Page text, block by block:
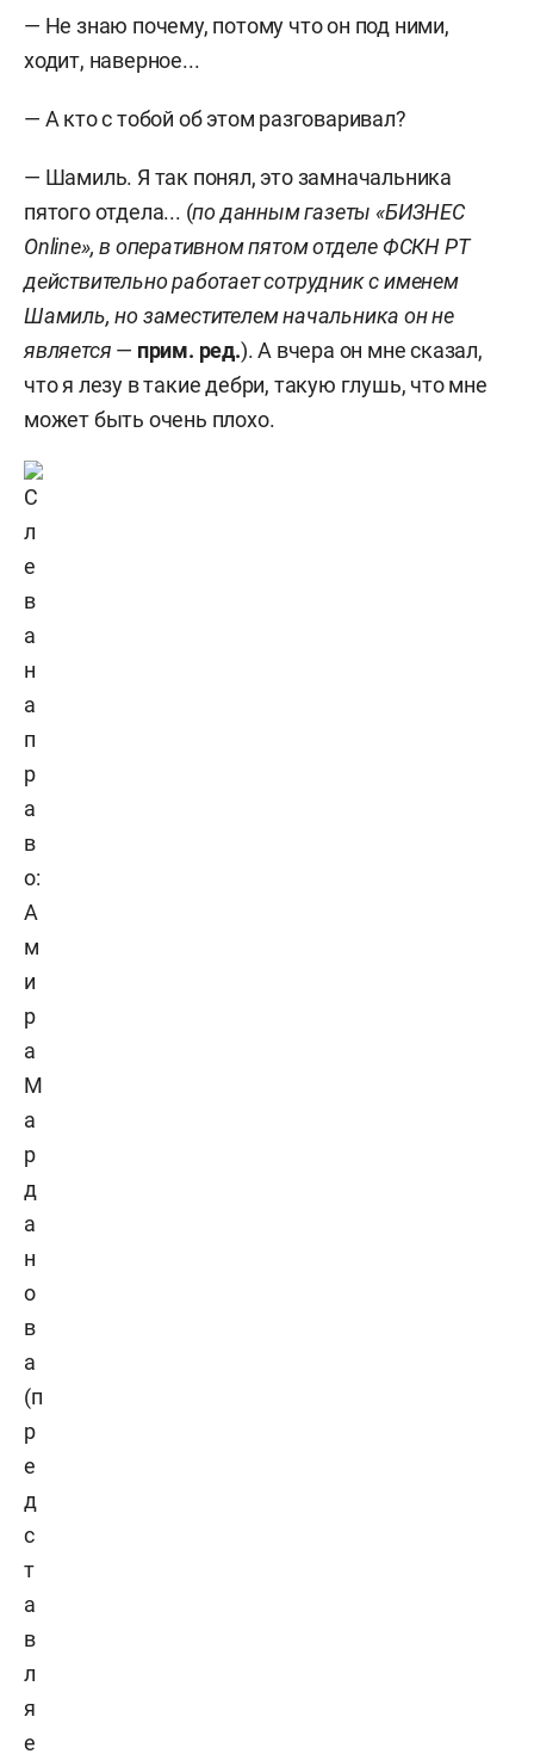
— Не знаю почему, потому что он под ними,
ходит, наверное...
— А кто с тобой об этом разговаривал?
— Шамиль. Я так понял, это замначальника
пятого отдела... (по данным газеты «БИЗНЕС
Online», в оперативном пятом отделе ФСКН РТ
действительно работает сотрудник с именем
Шамиль, но заместителем начальника он не
является — прим. ред.). А вчера он мне сказал,
что я лезу в такие дебри, такую глушь, что мне
может быть очень плохо.